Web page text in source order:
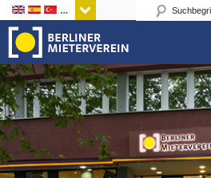
Sprachen